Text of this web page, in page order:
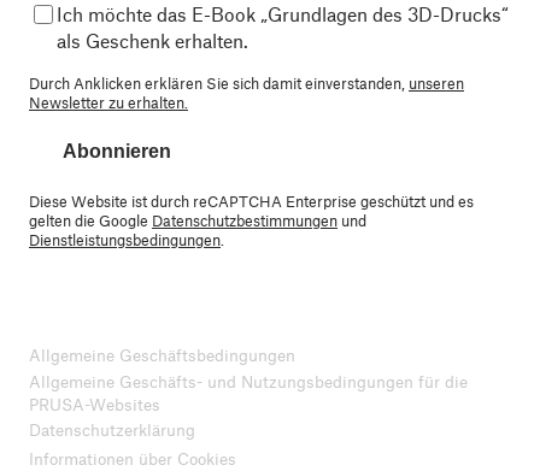
Ich möchte das E-Book „Grundlagen des 3D-Drucks“
als Geschenk erhalten.
Durch Anklicken erklären Sie sich damit einverstanden, unseren
Newsletter zu erhalten.
Abonnieren
Diese Website ist durch reCAPTCHA Enterprise geschützt und es
gelten die Google Datenschutzbestimmungen und
Dienstleistungsbedingungen
Allgemeine Geschäftsbedingungen
Allgemeine Geschäfts- und Nutzungsbedingungen für die
PRUSA-Websites
Datenschutzerklärung
Informationen über Cookies